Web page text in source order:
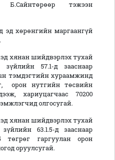
Б.Сайнтөрөөр тэжээн
эд хөрөнгийн маргаангүй
хянан шийдвэрлэх тухай
57.1-д зааснаар
тэмдэгтийн хураамжинд
орон нутгийн төсвийн
хариуцагчаас 70200
олгосугай.
хянан шийдвэрлэх тухай
63.1.5-д зааснаар
төгрөг гаргуулан орон
оруулсугай.